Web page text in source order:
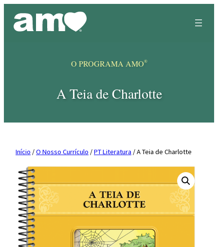
content
O PROGRAMA AMO®
A Teia de Charlotte
Início /O Nosso Currículo /PT Literatura / A Teia de Charlotte